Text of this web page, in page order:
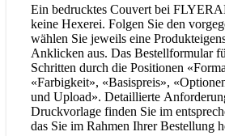
Ein bedrucktes Couvert bei
keine Hexerei. Folgen Sie den
wählen Sie jeweils eine
Anklicken aus. Das Bestellformular
Schritten durch die Positionen
«Farbigkeit», «Basispreis»,
und Upload». Detaillierte
Druckvorlage finden Sie im
das Sie im Rahmen Ihrer Bestellung